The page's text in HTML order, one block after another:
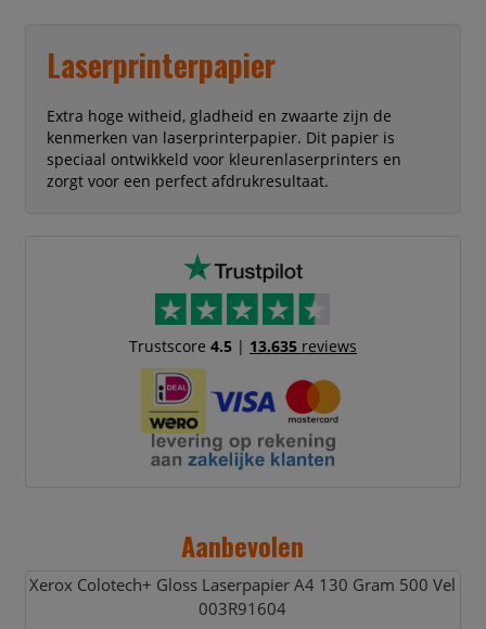
Laserprinterpapier
Extra hoge witheid, gladheid en zwaarte zijn de
kenmerken van laserprinterpapier. Dit papier is
speciaal ontwikkeld voor kleurenlaserprinters en
zorgt voor een perfect afdrukresultaat.
Trustscore 4.5| 13.635reviews
Aanbevolen
Xerox Colotech+ Gloss Laserpapier A4 130 Gram 500 Vel
003R91604